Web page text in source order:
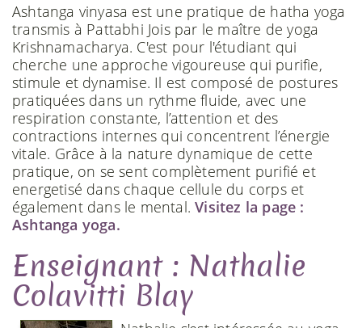
Ashtanga vinyasa est une pratique de hatha yoga
transmis à Pattabhi Jois par le maître de yoga
Krishnamacharya. C'est pour l'étudiant qui
cherche une approche vigoureuse qui purifie,
stimule et dynamise. Il est composé de postures
pratiquées dans un rythme fluide, avec une
respiration constante, l’attention et des
contractions internes qui concentrent l’énergie
vitale. Grâce à la nature dynamique de cette
pratique, on se sent complètement purifié et
energetisé dans chaque cellule du corps et
également dans le mental.Visitez la page :
Ashtanga yoga.
Enseignant : Nathalie
Colavitti Blay